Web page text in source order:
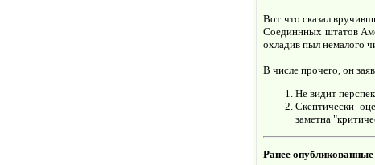
Вот что сказал
Соединнных штатов
охладив пыл немалого
В числе прочего, он
Не видит
Скептически
заметна
Ранее